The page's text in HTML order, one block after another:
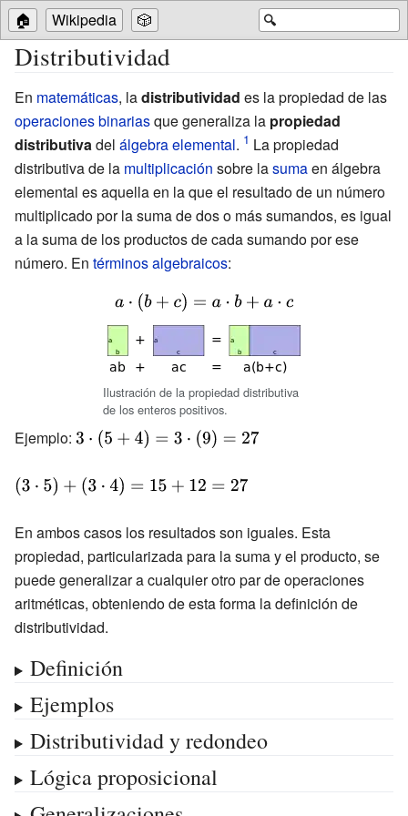
🔍
🏠 Wikipedia 🎲
Distributividad
En matemáticas, ladistributividad es la propiedad de las
operaciones binariasque generaliza la propiedad
distributiva del álgebra elemental.
La propiedad
distributiva de la multiplicación sobre lasumaen álgebra
elemental es aquella en la que el resultado de un número
multiplicado por la suma de dos o más sumandos, es igual
a la suma de los productos de cada sumando por ese
número. En términos algebraicos:
{\displaystyle
a\cdot
(b+c)=a\cdot
b+a\cdot c}
Ilustración de la propiedad distributiva
de los enteros positivos.
Ejemplo: {\displaystyle
(5+4)=3\cdot
{\displaystyle
(3\cdot
4)=15+12=27}
En ambos casos los resultados son iguales. Esta
propiedad, particularizada para la suma y el producto, se
puede generalizar a cualquier otro par de operaciones
aritméticas, obteniendo de esta forma la definición de
distributividad.
Definición
Ejemplos
Distributividad y redondeo
Lógica proposicional